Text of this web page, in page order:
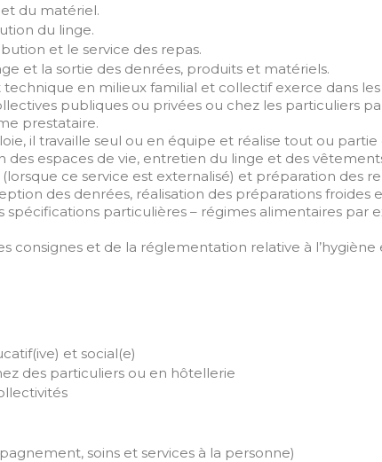
du matériel.
du linge.
et le service des repas.
et la sortie des denrées, produits et matériels.
technique en milieux familial et collectif exerce dans les
publiques ou privées ou chez les particuliers
prestataire.
il travaille seul ou en équipe et réalise tout ou partie
des espaces de vie, entretien du linge et des
ce service est externalisé) et préparation des
des denrées, réalisation des préparations froides
spécifications particulières – régimes alimentaires par
consignes et de la réglementation relative à l’hygiène
et social(e)
des particuliers ou en hôtellerie
soins et services à la personne)